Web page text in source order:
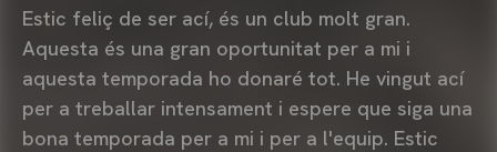
Estic feliç de ser ací, és un club molt gran.
Aquesta és una gran oportunitat per a mi i
aquesta temporada ho donaré tot. He vingut ací
per a treballar intensament i espere que siga una
bona temporada per a mi i per a l'equip. Estic